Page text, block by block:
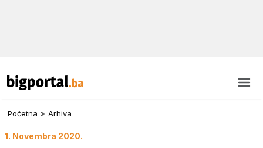
Početna » Arhiva
1. Novembra 2020.